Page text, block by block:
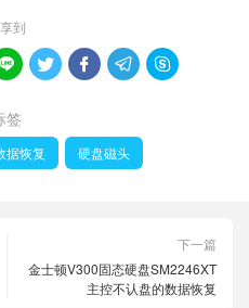
到
    
签
据恢复 硬盘磁头
下一篇
金士顿V300固态硬盘SM2246XT
主控不认盘的数据恢复